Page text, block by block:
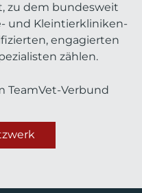
zu dem bundesweit
und Kleintierkliniken-
engagierten
zählen.